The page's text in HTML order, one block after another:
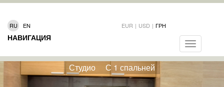
RU EN EUR | USD | ГРН
Toggle
navigation
НАВИГАЦИЯ
Студио С 1 спальней